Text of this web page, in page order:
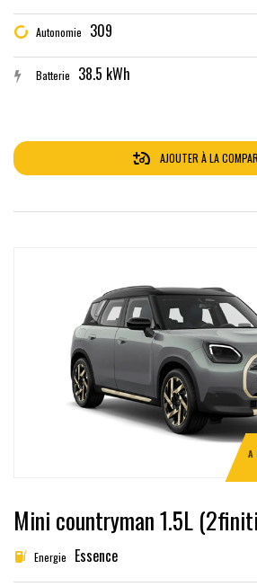
Autonomie 309
Batterie 38.5 kWh
AJOUTER À LA
A
Mini countryman 1.5L
Energie Essence